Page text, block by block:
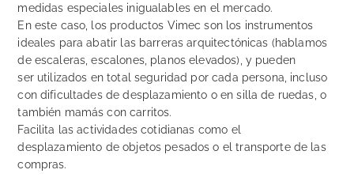
medidas especiales inigualables en el mercado.
En este caso, los productos Vimec son los instrumentos
ideales para abatir las barreras arquitectónicas (hablamos
de escaleras, escalones, planos elevados), y pueden
ser utilizados en total seguridad por cada persona, incluso
con dificultades de desplazamiento o en silla de ruedas, o
también mamás con carritos.
Facilita las actividades cotidianas como el
desplazamiento de objetos pesados o el transporte de las
compras.